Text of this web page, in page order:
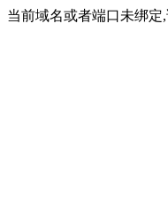
当前域名或者端口未绑